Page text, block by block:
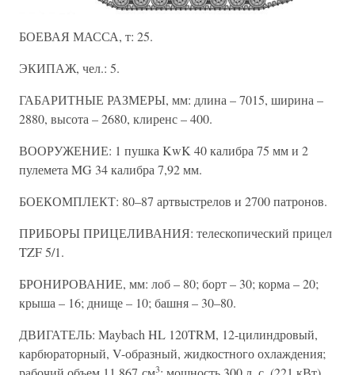
БОЕВАЯ МАССА, т: 25.
ЭКИПАЖ, чел.: 5.
ГАБАРИТНЫЕ РАЗМЕРЫ, мм: длина – 7015, ширина –
2880, высота – 2680, клиренс – 400.
ВООРУЖЕНИЕ: 1 пушка KwK 40 калибра 75 мм и 2
пулемета MG 34 калибра 7,92 мм.
БОЕКОМПЛЕКТ: 80–87 артвыстрелов и 2700 патронов.
ПРИБОРЫ ПРИЦЕЛИВАНИЯ: телескопический прицел
TZF 5/1.
БРОНИРОВАНИЕ, мм: лоб – 80; борт – 30; корма – 20;
крыша – 16; днище – 10; башня – 30–80.
ДВИГАТЕЛЬ: Maybach HL 120TRM, 12-цилиндровый,
карбюраторный, V-образный, жидкостного охлаждения;
3